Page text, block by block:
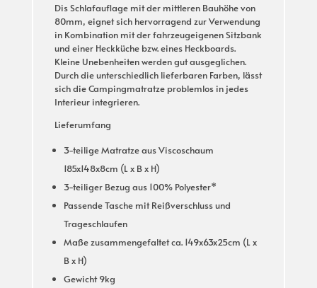
Dis Schlafauflage mit der mittleren Bauhöhe von
80mm, eignet sich hervorragend zur Verwendung
in Kombination mit der fahrzeugeigenen Sitzbank
und einer Heckküche bzw. eines Heckboards.
Kleine Unebenheiten werden gut ausgeglichen.
Durch die unterschiedlich lieferbaren Farben, lässt
sich die Campingmatratze problemlos in jedes
Interieur integrieren.
Lieferumfang
3-teilige Matratze aus Viscoschaum
185x148x8cm (L x B x H)
3-teiliger Bezug aus 100% Polyester*
Passende Tasche mit Reißverschluss und
Trageschlaufen
Maße zusammengefaltet ca. 149x63x25cm (L x
B x H)
Gewicht 9kg